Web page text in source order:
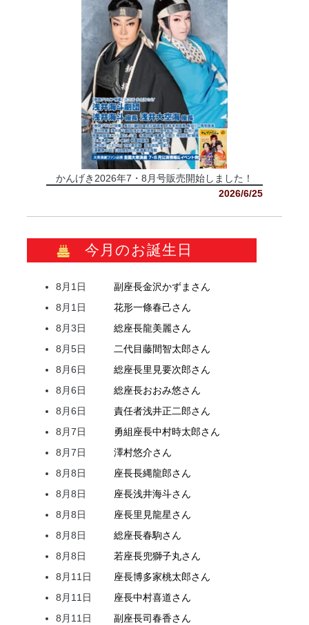
かんげき2026年7・8月号販売開始しました！
2026/6/25
今月のお誕生日
8月1日 副座長金沢かずま さん
8月1日
花形一條春己さん
8月3日
総座長龍美麗さん
8月5日
二代目藤間智太郎さん
8月6日
総座長里見要次郎さん
8月6日
総座長おおみ悠さん
8月6日
責任者浅井正二郎さん
8月7日
勇組座長中村時太郎さん
8月7日
澤村悠介さん
8月8日
座長長縄龍郎さん
8月8日
座長浅井海斗さん
8月8日
座長里見龍星さん
8月8日
総座長春駒さん
8月8日
若座長兜獅子丸さん
8月11日
座長博多家桃太郎さん
8月11日
座長中村喜道さん
8月11日
副座長司春香さん